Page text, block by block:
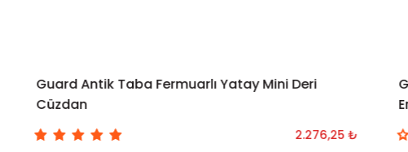
SEPETE EKLE
Guard Antik Taba Fermuarlı Yatay Mini Deri
Cüzdan
2.276,25 ₺